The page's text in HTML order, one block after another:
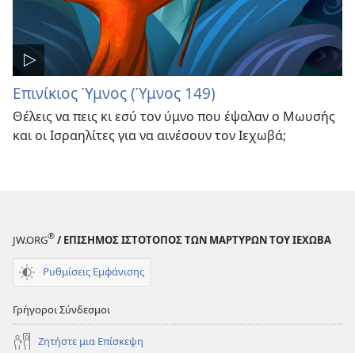
Επινίκιος Ύμνος (Ύμνος 149)
Θέλεις να πεις κι εσύ τον ύμνο που έψαλαν ο Μωυσής
και οι Ισραηλίτες για να αινέσουν τον Ιεχωβά;
JW.ORG® / ΕΠΙΣΗΜΟΣ ΙΣΤΟΤΟΠΟΣ ΤΩΝ ΜΑΡΤΥΡΩΝ ΤΟΥ ΙΕΧΩΒΑ
Ρυθμίσεις Εμφάνισης
Γρήγοροι Σύνδεσμοι
Ζητήστε μια Επίσκεψη